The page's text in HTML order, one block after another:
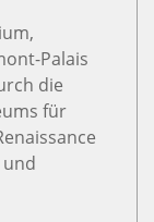
Palais
die
für